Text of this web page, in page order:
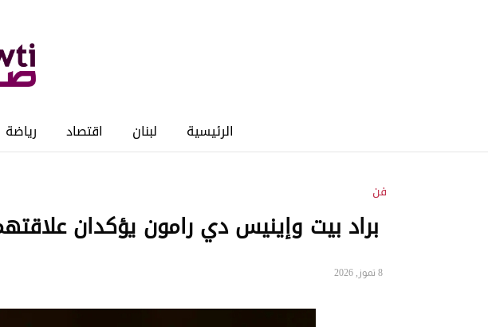
الرئيسية لبنان اقتصاد رياضة
فن
براد بيت وإينيس دي رامون يؤكدان
8 تموز, 2026